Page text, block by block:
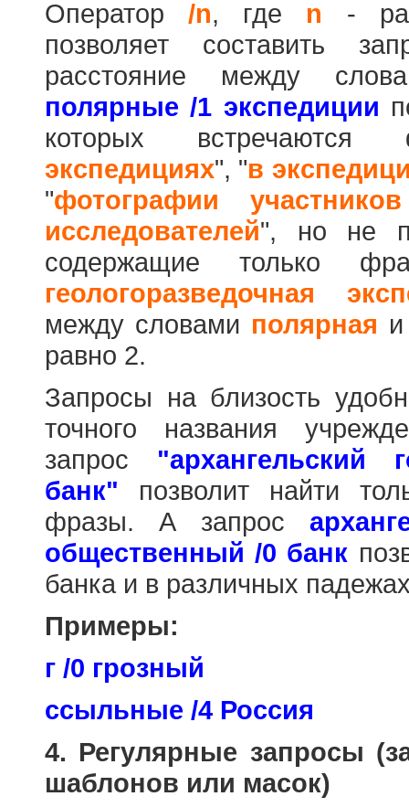
Оператор/n, где n -
позволяет составить
расстояние между
полярные /1 экспедиции
которых
экспедициях", "в
"фотографии
исследователей", но не
содержащие только
геологоразведочная
между словами полярная
равно 2.
Запросы на близость
точного названия
запрос "архангельский
банк" позволит найти
фразы. А запрос
общественный /0 банк
банка и в различных
Примеры:
г /0 грозный
ссыльные /4 Россия
4. Регулярные запросы
шаблонов или масок)